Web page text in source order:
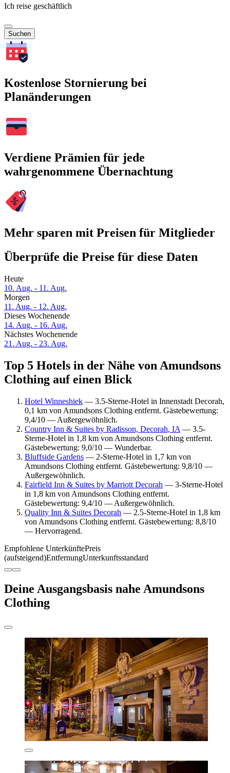
Ich reise geschäftlich
Suchen
Kostenlose Stornierung bei
Planänderungen
Verdiene Prämien für jede
wahrgenommene Übernachtung
Mehr sparen mit Preisen für Mitglieder
Überprüfe die Preise für diese Daten
Heute
10. Aug. - 11. Aug.
Morgen
11. Aug. - 12. Aug.
Dieses Wochenende
14. Aug. - 16. Aug.
Nächstes Wochenende
21. Aug. - 23. Aug.
Top 5 Hotels in der Nähe von Amundsons
Clothing auf einen Blick
Hotel Winneshiek — 3.5-Sterne-Hotel in Innenstadt Decorah,
0,1 km von Amundsons Clothing entfernt. Gästebewertung:
9,4/10 — Außergewöhnlich.
Country Inn & Suites by Radisson, Decorah, IA — 3.5-
Sterne-Hotel in 1,8 km von Amundsons Clothing entfernt.
Gästebewertung: 9,0/10 — Wunderbar.
Bluffside Gardens — 2-Sterne-Hotel in 1,7 km von
Amundsons Clothing entfernt. Gästebewertung: 9,8/10 —
Außergewöhnlich.
Fairfield Inn & Suites by Marriott Decorah — 3-Sterne-Hotel
in 1,8 km von Amundsons Clothing entfernt.
Gästebewertung: 9,4/10 — Außergewöhnlich.
Quality Inn & Suites Decorah — 2.5-Sterne-Hotel in 1,8 km
von Amundsons Clothing entfernt. Gästebewertung: 8,8/10
— Hervorragend.
Empfohlene UnterkünftePreis
(aufsteigend)EntfernungUnterkunftsstandard
Deine Ausgangsbasis nahe Amundsons
Clothing